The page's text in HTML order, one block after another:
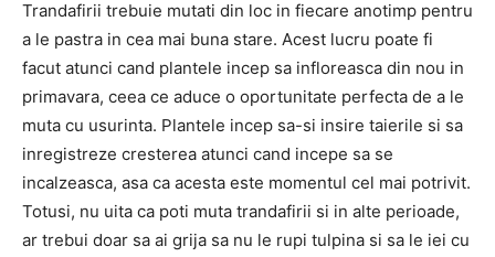
Trandafirii trebuie mutati din loc in fiecare anotimp pentru
a le pastra in cea mai buna stare. Acest lucru poate fi
facut atunci cand plantele incep sa infloreasca din nou in
primavara, ceea ce aduce o oportunitate perfecta de a le
muta cu usurinta. Plantele incep sa-si insire taierile si sa
inregistreze cresterea atunci cand incepe sa se
incalzeasca, asa ca acesta este momentul cel mai potrivit.
Totusi, nu uita ca poti muta trandafirii si in alte perioade,
ar trebui doar sa ai grija sa nu le rupi tulpina si sa le iei cu